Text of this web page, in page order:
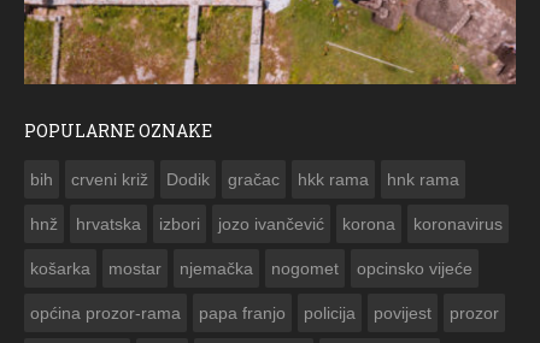
POPULARNE OZNAKE
bih crveni križ Dodik gračac hkk rama hnk rama
hnž hrvatska izbori jozo ivančević korona koronavirus
košarka mostar njemačka nogomet opcinsko vijeće
općina prozor-rama papa franjo policija povijest prozor